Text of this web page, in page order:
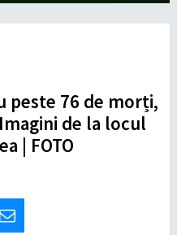
peste 76 de morți,
de la locul
| FOTO